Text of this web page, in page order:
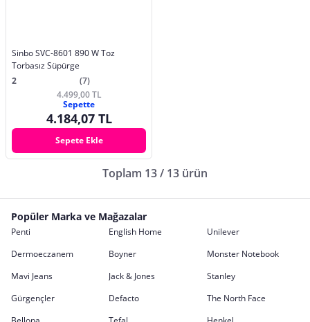
Sinbo SVC-8601 890 W Toz
Torbasız Süpürge
2
(7)
4.499,00 TL
Sepette
4.184,07 TL
Sepete Ekle
Toplam 13 / 13 ürün
Popüler Marka ve Mağazalar
Penti English Home
Unilever
Dermoeczanem
Boyner
Monster Notebook
Mavi Jeans
Jack & Jones
Stanley
Gürgençler
Defacto
The North Face